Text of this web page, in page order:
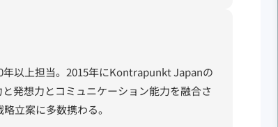
以上担当。2015年にKontrapunkt Japanの
発想力とコミュニケーション能力を融合さ
立案に多数携わる。